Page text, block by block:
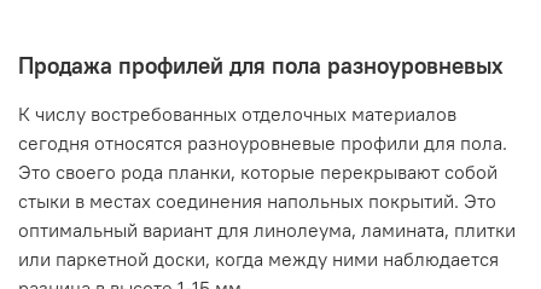
Продажа профилей для пола разноуровневых
К числу востребованных отделочных материалов
сегодня относятся разноуровневые профили для пола.
Это своего рода планки, которые перекрывают собой
стыки в местах соединения напольных покрытий. Это
оптимальный вариант для линолеума, ламината, плитки
или паркетной доски, когда между ними наблюдается